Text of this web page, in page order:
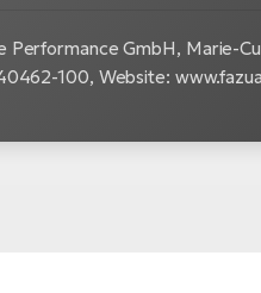
Performance GmbH, Marie-
100, Website: